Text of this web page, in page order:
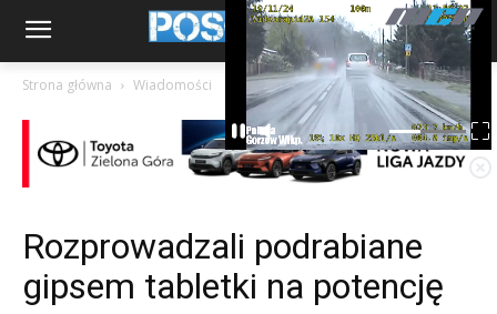
Strona główna Wiadomości
Rozprowadzali podrabiane
gipsem tabletki na potencję